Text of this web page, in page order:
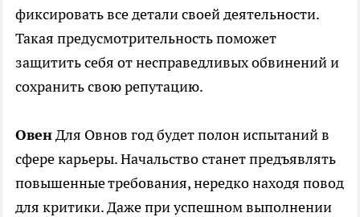
фиксировать все детали своей деятельности.
Такая предусмотрительность поможет
защитить себя от несправедливых обвинений и
сохранить свою репутацию.
ОвенДля Овнов год будет полон испытаний в
сфере карьеры. Начальство станет предъявлять
повышенные требования, нередко находя повод
для критики. Даже при успешном выполнении